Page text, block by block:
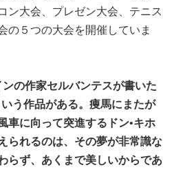
ン大会、プレゼン大会、テニス
の５つの大会を開催していま
の作家セルバンテスが書いた
いう作品がある。痩馬にまたが
車に向って突進するドン•キホ
られるのは、その夢が非常識な
らず、あくまで美しいからであ